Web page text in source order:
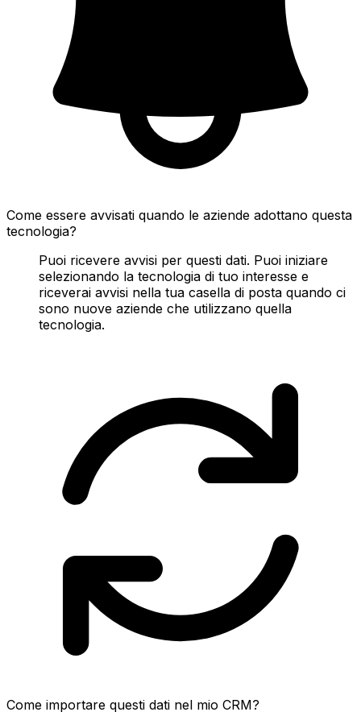
Come essere avvisati quando le aziende adottano questa
tecnologia?
Puoi ricevere avvisi per questi dati. Puoi iniziare
selezionando la tecnologia di tuo interesse e
riceverai avvisi nella tua casella di posta quando ci
sono nuove aziende che utilizzano quella
tecnologia.
Come importare questi dati nel mio CRM?